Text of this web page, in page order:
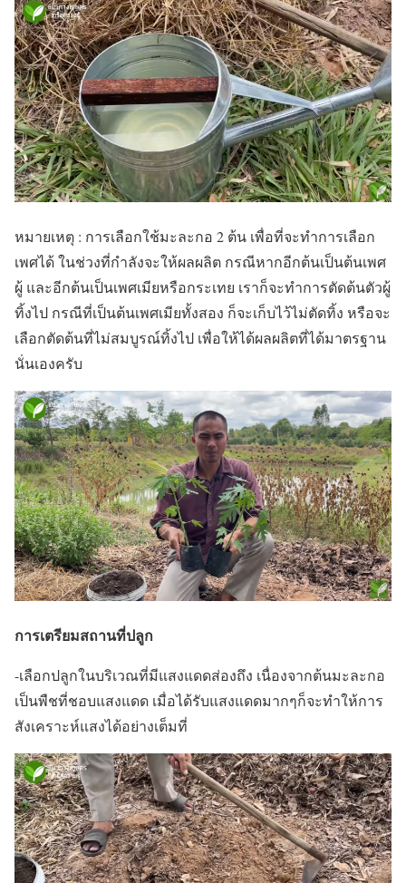
หมายเหตุ : การเลือกใช้มะละกอ 2 ต้น เพื่อที่จะทำการเลือก
เพศได้ ในช่วงที่กำลังจะให้ผลผลิต กรณีหากอีกต้นเป็นต้นเพศ
ผู้ และอีกต้นเป็นเพศเมียหรือกระเทย เราก็จะทำการตัดต้นตัวผู้
ทิ้งไป กรณีที่เป็นต้นเพศเมียทั้งสอง ก็จะเก็บไว้ไม่ตัดทิ้ง หรือจะ
เลือกตัดต้นที่ไม่สมบูรณ์ทิ้งไป เพื่อให้ได้ผลผลิตที่ได้มาตรฐาน
นั่นเองครับ
การเตรียมสถานที่ปลูก
-เลือกปลูกในบริเวณที่มีแสงแดดส่องถึง เนื่องจากต้นมะละกอ
เป็นพืชที่ชอบแสงแดด เมื่อได้รับแสงแดดมากๆก็จะทำให้การ
สังเคราะห์แสงได้อย่างเต็มที่